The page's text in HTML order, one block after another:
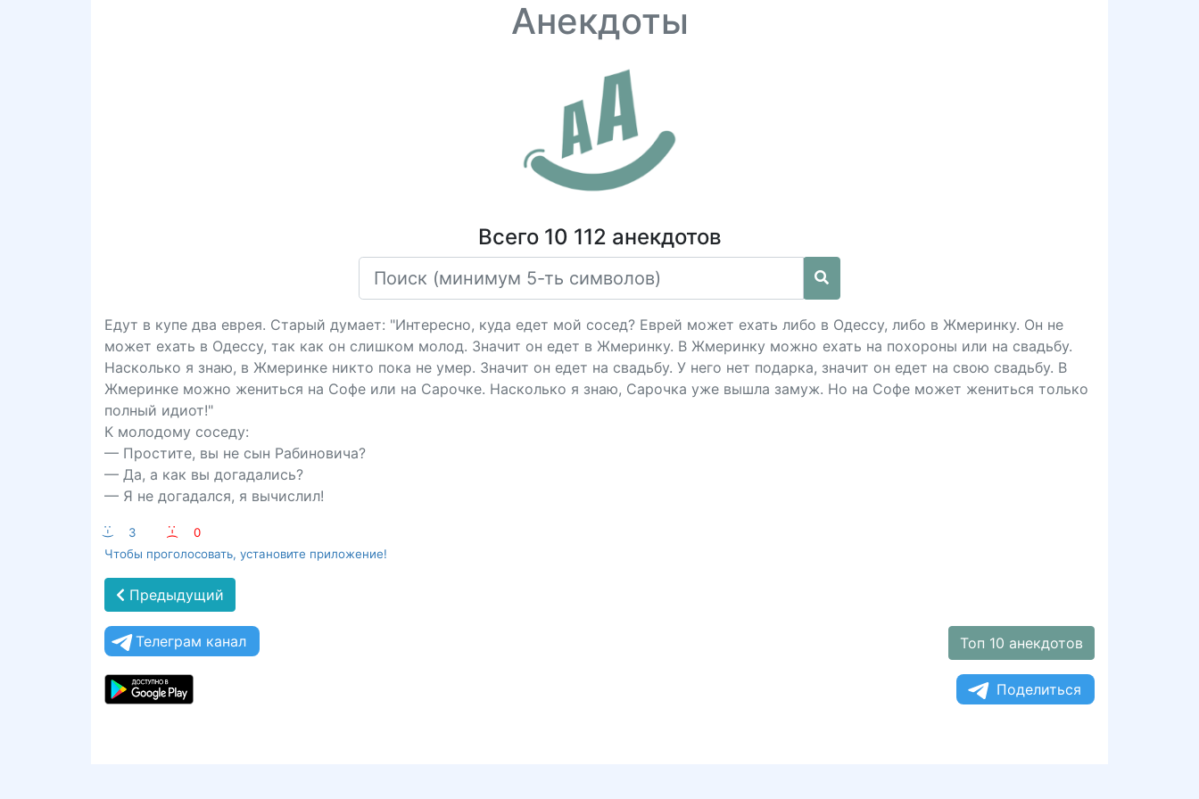
Анекдоты
Всего 10 112 анекдотов
Едут в купе два еврея. Старый думает: "Интересно, куда едет мой сосед? Еврей может ехать либо в Одессу, либо в Жмеринку. Он не
может ехать в Одессу, так как он слишком молод. Значит он едет в Жмеринку. В Жмеринку можно ехать на похороны или на свадьбу.
Насколько я знаю, в Жмеринке никто пока не умер. Значит он едет на свадьбу. У него нет подарка, значит он едет на свою свадьбу. В
Жмеринке можно жениться на Софе или на Сарочке. Насколько я знаю, Сарочка уже вышла замуж. Но на Софе может жениться только
полный идиот!"
К молодому соседу:
— Простите, вы не сын Рабиновича?
— Да, а как вы догадались?
— Я не догадался, я вычислил!
:-) 3 :-(
0
Чтобы проголосовать, установите приложение!
Предыдущий
Телеграм канал Топ 10 анекдотов
Поделиться